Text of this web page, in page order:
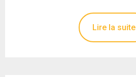
Lire la suite